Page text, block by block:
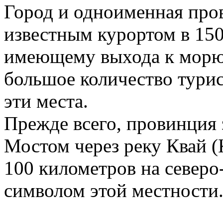
Город и одноименная
известным курортом в
имеющему выхода к морю
большое количество
эти места.
Прежде всего,
Мостом через реку Квай
100 километров на
символом этой